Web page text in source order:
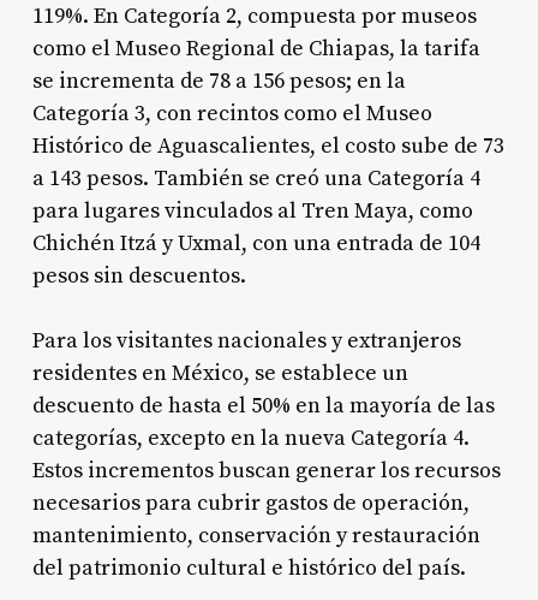
119%. En Categoría 2, compuesta por museos
como el Museo Regional de Chiapas, la tarifa
se incrementa de 78 a 156 pesos; en la
Categoría 3, con recintos como el Museo
Histórico de Aguascalientes, el costo sube de 73
a 143 pesos. También se creó una Categoría 4
para lugares vinculados al Tren Maya, como
Chichén Itzá y Uxmal, con una entrada de 104
pesos sin descuentos.
Para los visitantes nacionales y extranjeros
residentes en México, se establece un
descuento de hasta el 50% en la mayoría de las
categorías, excepto en la nueva Categoría 4.
Estos incrementos buscan generar los recursos
necesarios para cubrir gastos de operación,
mantenimiento, conservación y restauración
del patrimonio cultural e histórico del país.